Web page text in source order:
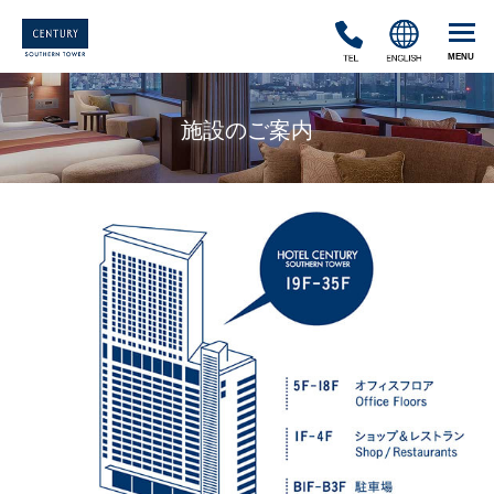
TEL ENGLISH
施設のご案内